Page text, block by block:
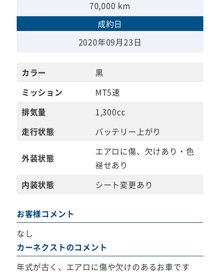
70,000 km
成約日
2020年09月23日
カラー
黒
ミッション
MT5速
排気量
1,300cc
走行状態
バッテリー上がり
外装状態
エアロに傷、欠けあり・色
褪せあり
内装状態
シート変更あり
お客様コメント
なし
カーネクストのコメント
年式が古く、エアロに傷や欠けのあるお車です